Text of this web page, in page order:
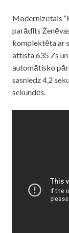
Modernizētais
parādīts
komplektēta ar
attīsta 635 Zs
automātisko
sasniedz 4,2
sekundēs.